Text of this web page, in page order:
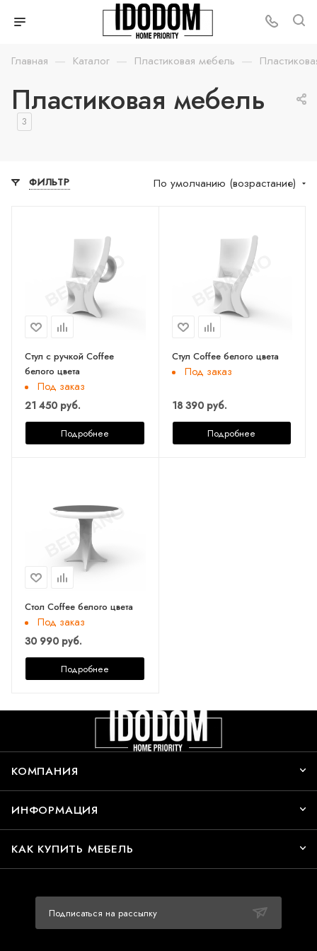
Главная — Каталог — Пластиковая мебель —
Пластиковая мебель
3
ФИЛЬТР По умолчанию (возрастание)
Стул с ручкой Coffee
белого цвета
Под заказ
21 450 руб.
Подробнее
Стул Coffee белого цвета
Под заказ
18 390 руб.
Подробнее
Стол Coffee белого цвета
Под заказ
30 990 руб.
Подробнее
КОМПАНИЯ
ИНФОРМАЦИЯ
КАК КУПИТЬ МЕБЕЛЬ
Подписаться на рассылку